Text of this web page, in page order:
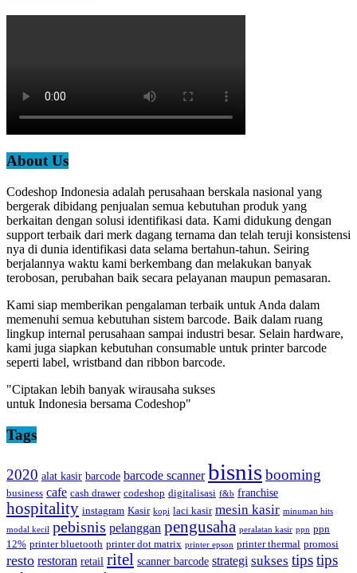
About Us
Codeshop Indonesia adalah perusahaan berskala nasional yang
bergerak dibidang penjualan semua kebutuhan produk yang
berkaitan dengan solusi identifikasi data. Kami didukung dengan
support terbaik dari merk dagang ternama dan telah teruji konsistensi
nya di dunia identifikasi data selama bertahun-tahun. Seiring
berjalannya waktu kami berkembang dan melakukan banyak
terobosan, perubahan baik secara pelayanan maupun pemasaran.
Kami siap memberikan pengalaman terbaik untuk Anda dalam
memenuhi semua kebutuhan sistem barcode. Baik dalam ruang
lingkup internal perusahaan sampai industri besar. Selain hardware,
kami juga siapkan kebutuhan consumable untuk printer barcode
seperti label, wristband dan ribbon barcode.
"Ciptakan lebih banyak wirausaha sukses
untuk Indonesia bersama Codeshop"
Tags
2020 alat kasir barcode barcode scanner bisnisbooming
business cafe cash drawer codeshop digitalisasi f&b franchise
hospitality instagram Kasir kopi laci kasir mesin kasir minuman hits
modal kecil pebisnis pelanggan pengusaha peralatan kasir ppn ppn
12% printer bluetooth printer dot matrix printer epson printer thermal promosi
resto restoran retail ritel scanner barcode strategi sukses tipstips